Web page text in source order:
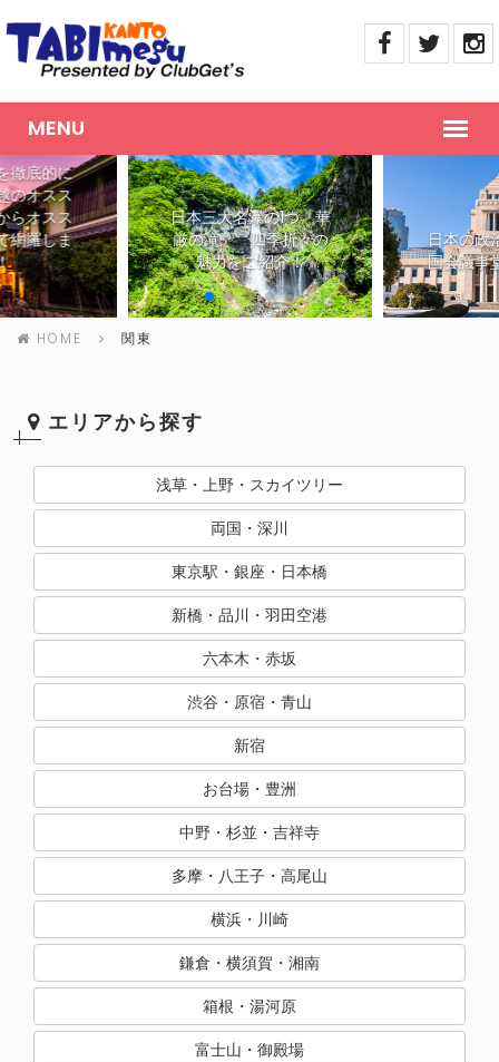
徹底的に
のオスス
らオスス
網羅しま
日本三大名瀑の1つ『華
厳の滝』 四季折々の
魅力をご紹介！
日本の政
国会議事
HOME 関東
エリアから探す
浅草・上野・スカイツリー
両国・深川
東京駅・銀座・日本橋
新橋・品川・羽田空港
六本木・赤坂
渋谷・原宿・青山
新宿
お台場・豊洲
中野・杉並・吉祥寺
多摩・八王子・高尾山
横浜・川崎
鎌倉・横須賀・湘南
箱根・湯河原
富士山・御殿場